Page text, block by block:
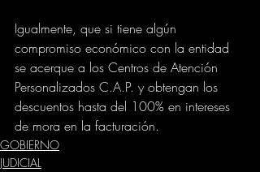
Igualmente, que si tiene algún
compromiso económico con la entidad
se acerque a los Centros de Atención
Personalizados C.A.P. y obtengan los
descuentos hasta del 100% en intereses
de mora en la facturación.
GOBIERNO
JUDICIAL